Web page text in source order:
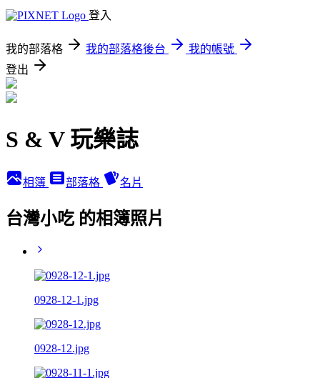
登入
我的部落格 我的部落格後台
我的帳號
登出
S & V 玩樂誌
相簿 部落格 名片
台灣小吃 的相簿照片
0928-12-1.jpg
0928-12.jpg